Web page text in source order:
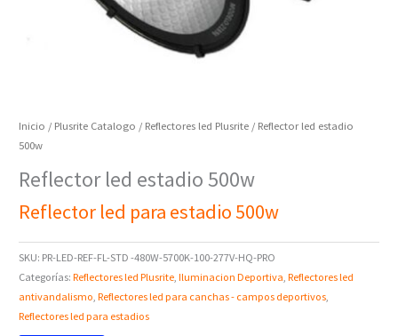
Inicio / Plusrite Catalogo / Reflectores led Plusrite / Reflector led estadio
500w
Reflector led estadio 500w
Reflector led para estadio 500w
SKU: PR-LED-REF-FL-STD -480W-5700K-100-277V-HQ-PRO
Categorías:Reflectores led Plusrite ,Iluminacion Deportiva ,Reflectores led
antivandalismo ,Reflectores led para canchas - campos deportivos
Reflectores led para estadios